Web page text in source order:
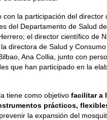
con la participación del director
del Departamento de Salud
el director científico de
directora de Salud y
Ana Collia, junto con
que han participado en la
tiene como objetivo facilitar a
prácticos,
la expansión del